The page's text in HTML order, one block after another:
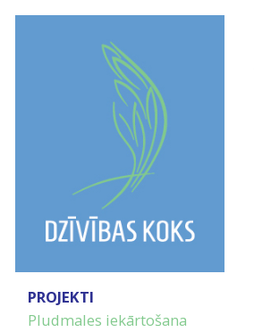
PROJEKTI
Pludmales iekārtošana